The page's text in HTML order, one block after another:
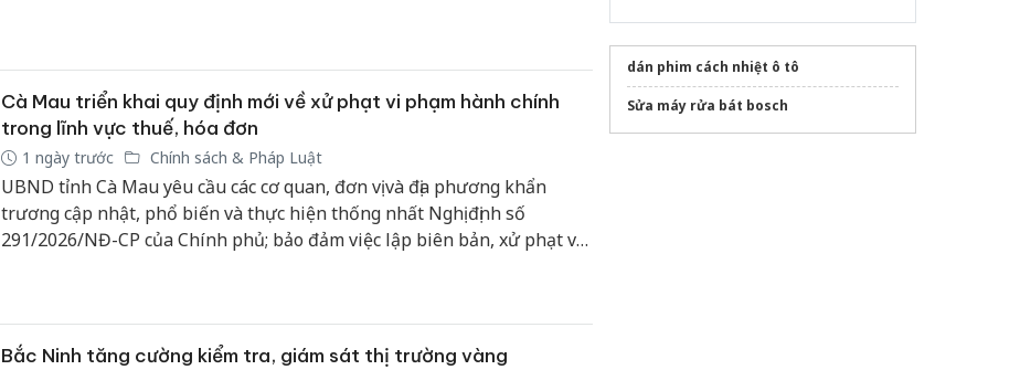
Cà Mau triển khai quy định mới về xử phạt vi phạm hành chính
trong lĩnh vực thuế, hóa đơn
1 ngày trước Chính sách & Pháp Luật
UBND tỉnh Cà Mau yêu cầu các cơ quan, đơn vị và địa phương khẩn
trương cập nhật, phổ biến và thực hiện thống nhất Nghị định số
291/2026/NĐ-CP của Chính phủ; bảo đảm việc lập biên bản, xử phạt và
Bắc Ninh tăng cường kiểm tra, giám sát thị trường vàng
dán phim cách nhiệt ô tô
Sửa máy rửa bát bosch